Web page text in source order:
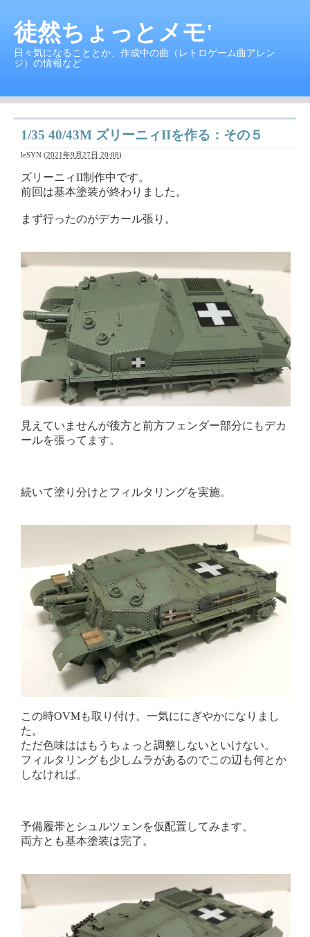
徒然ちょっとメモ'
日々気になることとか、作成中の曲（レトロゲーム曲アレン
ジ）の情報など
1/35 40/43M ズリーニィIIを作る：その５
leSYN (2021年9月27日 20:08)
ズリーニィII制作中です。
前回は基本塗装が終わりました。
まず行ったのがデカール張り。
見えていませんが後方と前方フェンダー部分にもデカ
ールを張ってます。
続いて塗り分けとフィルタリングを実施。
この時OVMも取り付け。一気ににぎやかになりまし
た。
ただ色味ははもうちょっと調整しないといけない。
フィルタリングも少しムラがあるのでこの辺も何とか
しなければ。
予備履帯とシュルツェンを仮配置してみます。
両方とも基本塗装は完了。